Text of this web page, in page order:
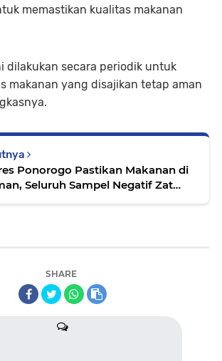
memastikan kualitas makanan
dilakukan secara periodik untuk
makanan yang disajikan tetap aman
Ponorogo Pastikan Makanan di
Seluruh Sampel Negatif Zat
SHARE